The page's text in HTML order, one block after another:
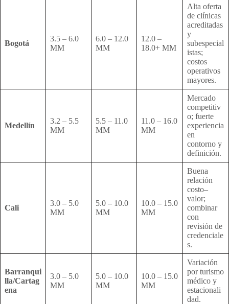
Bogotá
3.5 – 6.0
MM
6.0 – 12.0
MM
12.0 –
18.0+ MM
Alta oferta
de clínicas
acreditadas
y
subespecial
istas;
costos
operativos
mayores.
Medellín
3.2 – 5.5
MM
5.5 – 11.0
MM
11.0 – 16.0
MM
Mercado
competitiv
o; fuerte
experiencia
en
contorno y
definición.
Cali
3.0 – 5.0
MM
5.0 – 10.0
MM
10.0 – 15.0
MM
Buena
relación
costo–
valor;
combinar
con
revisión de
credenciale
s.
Barranqui
lla/Cartag
ena
3.0 – 5.0
MM
5.0 – 10.0
MM
10.0 – 15.0
MM
Variación
por turismo
médico y
estacionali
dad.